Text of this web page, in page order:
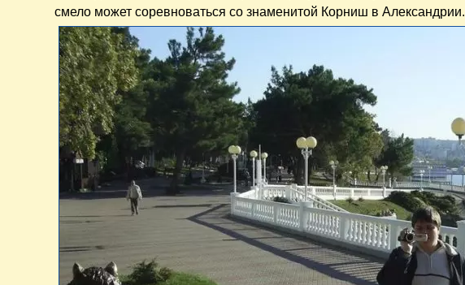
смело может соревноваться со знаменитой Корниш в Александрии.